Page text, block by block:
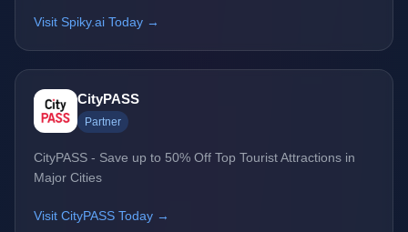
Visit Spiky.ai Today →
CityPASS
Partner
CityPASS - Save up to 50% Off Top Tourist Attractions in
Major Cities
Visit CityPASS Today →